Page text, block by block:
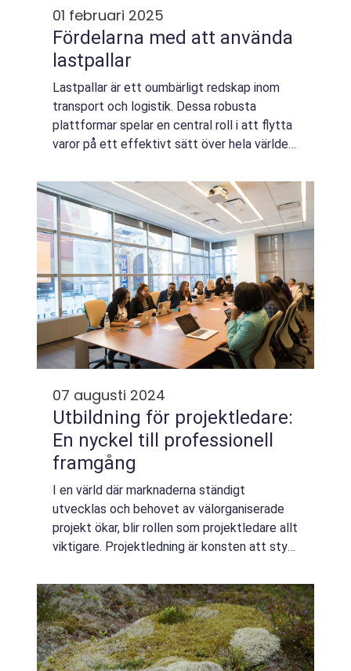
01 februari 2025
Fördelarna med att använda
lastpallar
Lastpallar är ett oumbärligt redskap inom
transport och logistik. Dessa robusta
plattformar spelar en central roll i att flytta
varor på ett effektivt sätt över hela världen.
07 augusti 2024
Utbildning för projektledare:
En nyckel till professionell
framgång
I en värld där marknaderna ständigt
utvecklas och behovet av välorganiserade
projekt ökar, blir rollen som projektledare allt
viktigare. Projektledning är konsten att styra